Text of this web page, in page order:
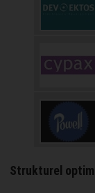
Strukturel